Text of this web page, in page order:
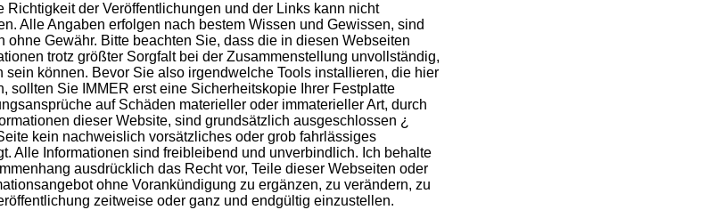
Richtigkeit der Veröffentlichungen und der Links kann nicht
Alle Angaben erfolgen nach bestem Wissen und Gewissen, sind
ohne Gewähr. Bitte beachten Sie, dass die in diesen Webseiten
trotz größter Sorgfalt bei der Zusammenstellung unvollständig,
sein können. Bevor Sie also irgendwelche Tools installieren, die hier
sollten Sie IMMER erst eine Sicherheitskopie Ihrer Festplatte
auf Schäden materieller oder immaterieller Art, durch
dieser Website, sind grundsätzlich ausgeschlossen ¿
kein nachweislich vorsätzliches oder grob fahrlässiges
Alle Informationen sind freibleibend und unverbindlich. Ich behalte
ausdrücklich das Recht vor, Teile dieser Webseiten oder
ohne Vorankündigung zu ergänzen, zu verändern, zu
zeitweise oder ganz und endgültig einzustellen.